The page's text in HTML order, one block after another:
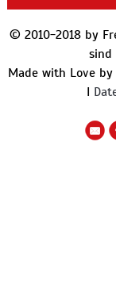
© 2010-2018 by
sind
Made with Love by
I